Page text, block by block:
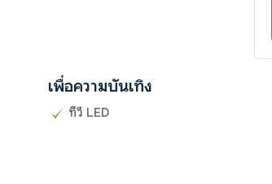
เพื่อความบันเทิง
ทีวี LED